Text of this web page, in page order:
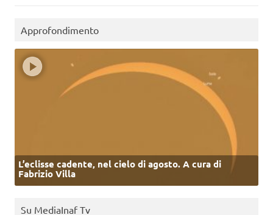
Approfondimento
L’eclisse cadente, nel cielo di agosto. A cura di
Fabrizio Villa
Su MediaInaf Tv